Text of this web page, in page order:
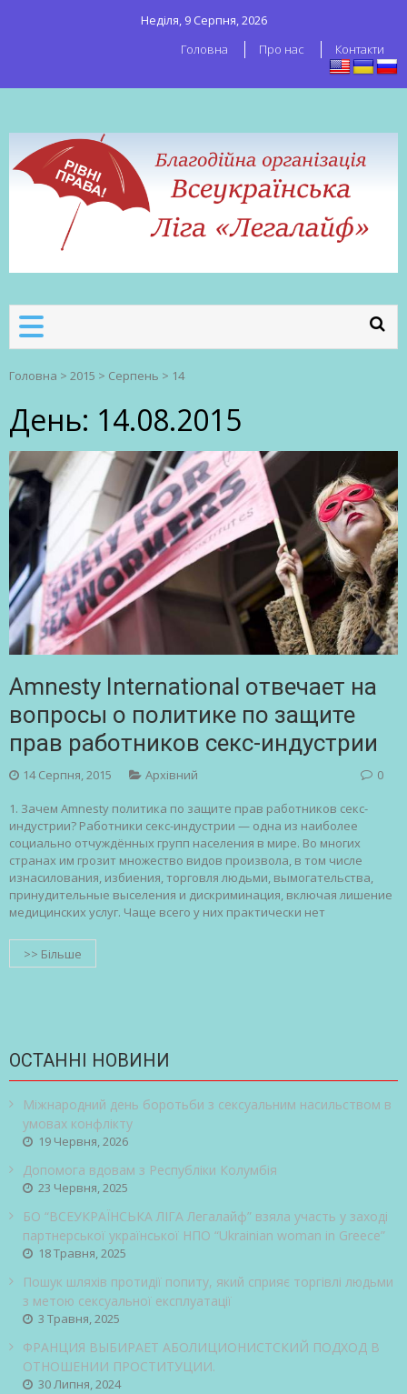
Неділя, 9 Серпня, 2026
Головна
Про нас Контакти
робітників
Головна > 2015 > Серпень > 14
День: 14.08.2015
Amnesty International отвечает на
вопросы о политике по защите
прав работников секс-индустрии
14 Серпня, 2015 Архівний 0
1. Зачем Amnesty политика по защите прав работников секс-
индустрии? Работники секс-индустрии — одна из наиболее
социально отчуждённых групп населения в мире. Во многих
странах им грозит множество видов произвола, в том числе
изнасилования, избиения, торговля людьми, вымогательства,
принудительные выселения и дискриминация, включая лишение
медицинских услуг. Чаще всего у них практически нет
>> Більше
ОСТАННІ НОВИНИ
Міжнародний день боротьби з сексуальним насильством в
умовах конфлікту
19 Червня, 2026
Допомога вдовам з Республіки Колумбія
23 Червня, 2025
БО “ВСЕУКРАЇНСЬКА ЛІГА Легалайф” взяла участь у заході
партнерської української НПО “Ukrainian woman in Greece”
18 Травня, 2025
Пошук шляхів протидії попиту, який сприяє торгівлі людьми
з метою сексуальної експлуатації
3 Травня, 2025
ФРАНЦИЯ ВЫБИРАЕТ АБОЛИЦИОНИСТСКИЙ ПОДХОД В
ОТНОШЕНИИ ПРОСТИТУЦИИ.
30 Липня, 2024